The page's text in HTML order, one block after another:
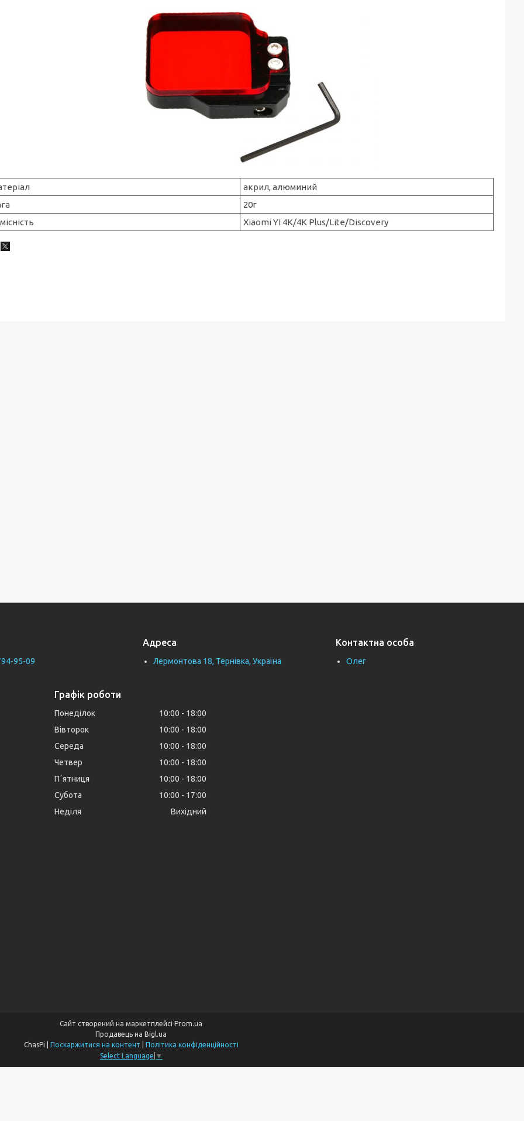
акрил, алюминий
20г
Xiaomi YI 4K/4K Plus/Lite/Discovery
95-09
Адреса
Лермонтова 18, Тернівка, Україна
Контактна особа
Олег
Графік роботи
Понеділок 10:00
18:00
Вівторок
10:00
18:00
Середа
10:00
18:00
Четвер
10:00
18:00
Пʼятниця
10:00
18:00
Субота
10:00
17:00
Неділя
Вихідний
Сайт створений на маркетплейсі Prom.ua
Продавець на Bigl.ua
Поскаржитися на контент
Політика конфіденційності
Select Language ▼